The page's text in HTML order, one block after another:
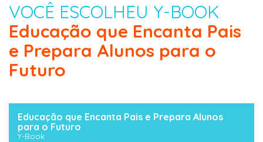
VOCÊ ESCOLHEU Y-BOOK
Educação que Encanta Pais
e Prepara Alunos para o
Futuro
Educação que Encanta Pais e Prepara Alunos
para o Futuro
Y-Book